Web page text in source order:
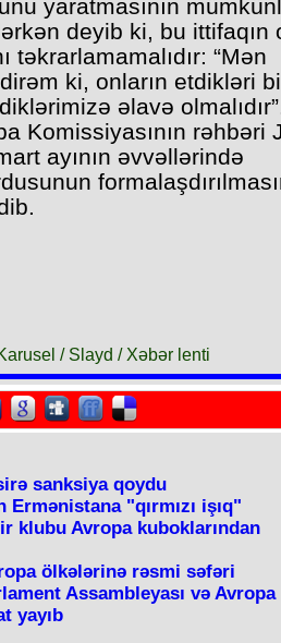
yaratmasının
deyib ki, bu ittifaqın
təkrarlamamalıdır: “Mən
ki, onların etdikləri
əlavə
Komissiyasının rəhbəri
ayının əvvəllərində
/ Slayd / Xəbər lenti
sanksiya qoydu
"qırmızı işıq"
klubu Avropa kuboklarından
ölkələrinə rəsmi səfəri
Assambleyası və Avropa
yayıb